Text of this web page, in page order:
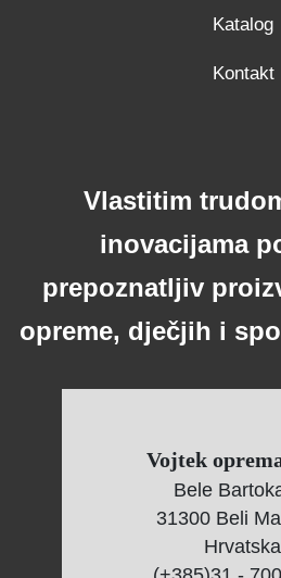
Katalog
Kontakt
Vlastitim
inovacijama
prepoznatljiv
opreme, dječjih i
Vojtek
Bele
31300 Beli
Hrvatska